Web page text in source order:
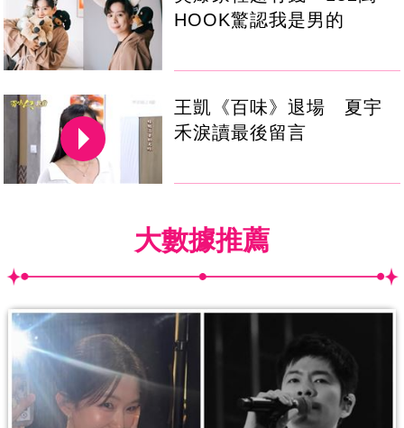
HOOK驚認我是男的
王凱《百味》退場 夏宇
禾淚讀最後留言
大數據推薦